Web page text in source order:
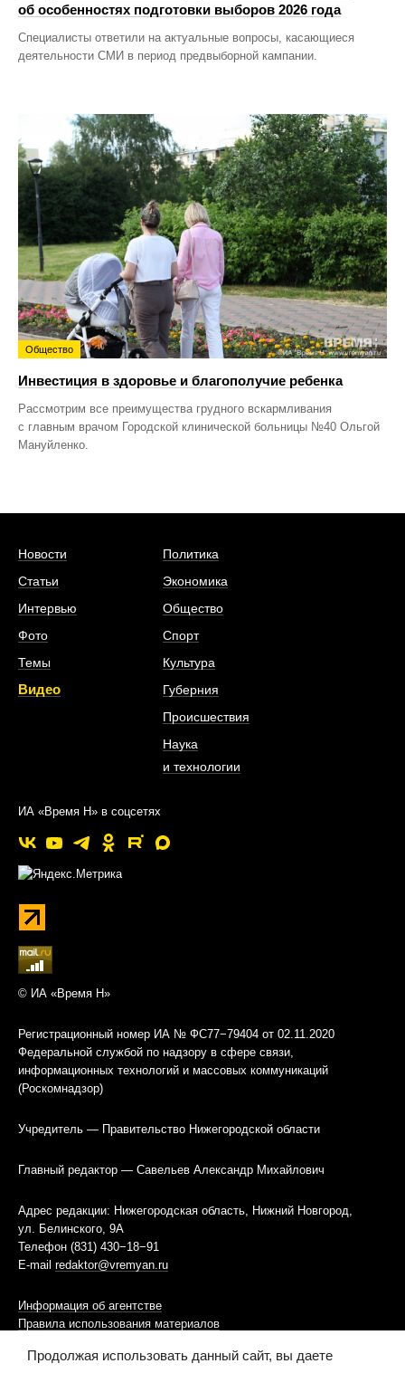
об особенностях подготовки выборов 2026 года
Специалисты ответили на актуальные вопросы, касающиеся
деятельности СМИ в период предвыборной кампании.
Общество
Инвестиция в здоровье и благополучие ребенка
Рассмотрим все преимущества грудного вскармливания
с главным врачом Городской клинической больницы №40 Ольгой
Мануйленко.
Новости
Статьи
Интервью
Фото
Темы
Видео
Политика
Экономика
Общество
Спорт
Культура
Губерния
Происшествия
Наука
и технологии
ИА «Время Н» в соцсетях
© ИА «Время Н»
Регистрационный номер ИА № ФС77−79404 от 02.11.2020
Федеральной службой по надзору в сфере связи,
информационных технологий и массовых коммуникаций
(Роскомнадзор)
Учредитель — Правительство Нижегородской области
Главный редактор — Савельев Александр Михайлович
Адрес редакции: Нижегородская область, Нижний Новгород,
ул. Белинского, 9А
Телефон (831) 430−18−91
E-mail redaktor@vremyan.ru
Информация об агентстве
Правила использования материалов
Информационная политика использования «cookies»-файлов
Продолжая использовать данный сайт, вы даете